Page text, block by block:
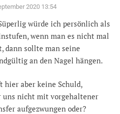
2020 13:54
würde ich persönlich als
wenn man es nicht mal
dann sollte man seine
an den Nagel hängen.
aber keine Schuld,
nicht mit vorgehaltener
aufgezwungen oder?